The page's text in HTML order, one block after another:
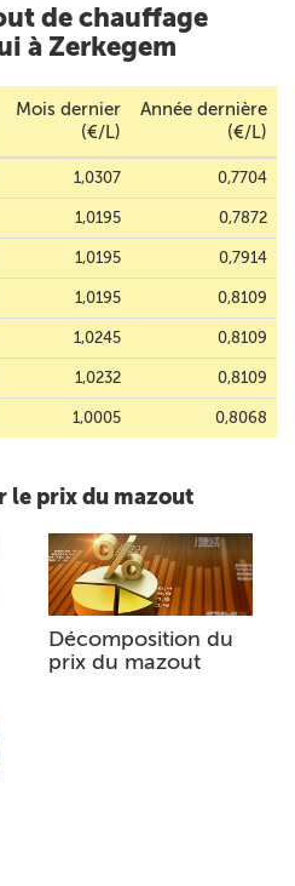
de chauffage
à Zerkegem
Mois dernier
(€/L)
Année dernière
(€/L)
1,0307 0,7704
1,0195 0,7872
1,0195 0,7914
1,0195 0,8109
1,0245 0,8109
1,0232 0,8109
1,0005 0,8068
le prix du mazout
Décomposition du
prix du mazout